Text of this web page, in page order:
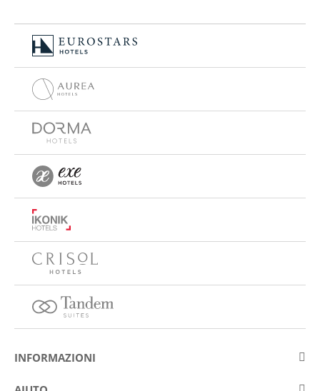
INFORMAZIONI
Su Eurostars Hotel Company